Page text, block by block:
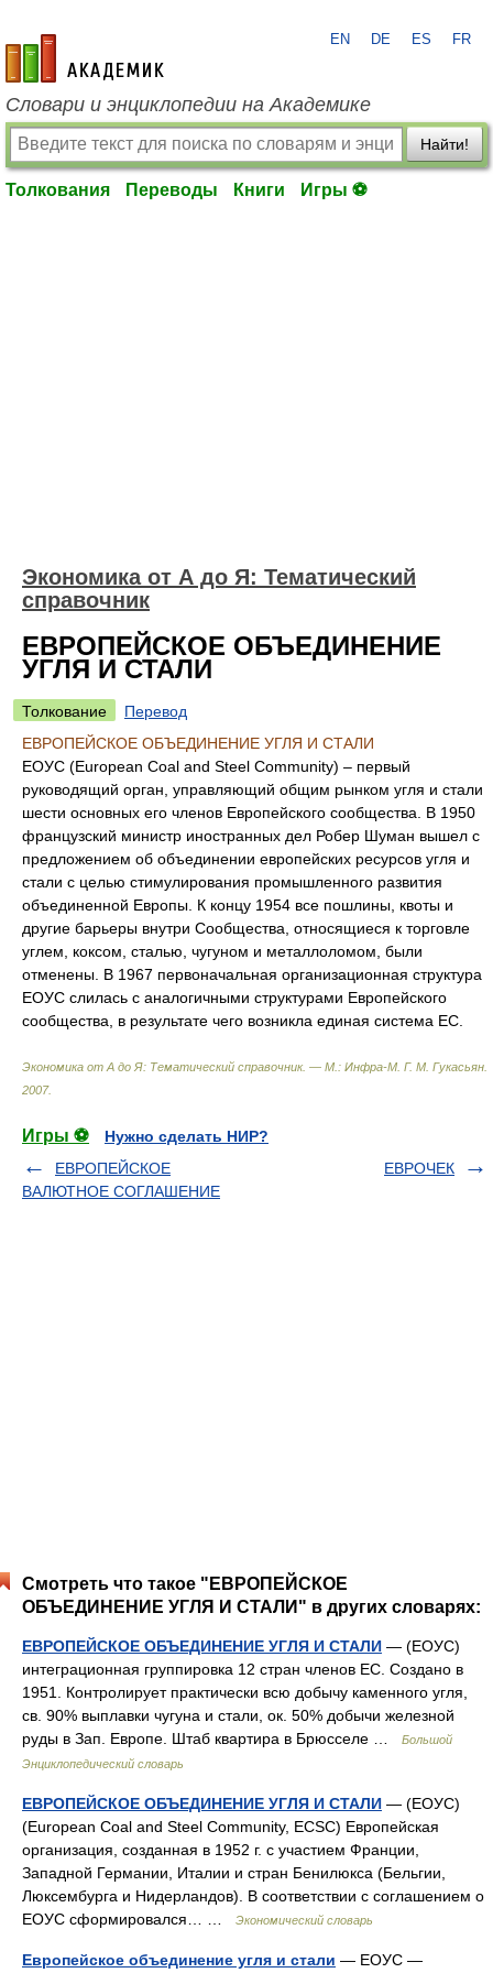
academic.ru
EN DE ES FR
Словари и энциклопедии на Академике
Найти!
Толкования Переводы Книги Игры ⚽
Экономика от А до Я: Тематический
справочник
ЕВРОПЕЙСКОЕ ОБЪЕДИНЕНИЕ
УГЛЯ И СТАЛИ
Толкование
Перевод
ЕВРОПЕЙСКОЕ ОБЪЕДИНЕНИЕ УГЛЯ И СТАЛИ
ЕОУС (European Coal and Steel Community) – первый
руководящий орган, управляющий общим рынком угля и стали
шести основных его членов Европейского сообщества. В 1950
французский министр иностранных дел Робер Шуман вышел с
предложением об объединении европейских ресурсов угля и
стали с целью стимулирования промышленного развития
объединенной Европы. К концу 1954 все пошлины, квоты и
другие барьеры внутри Сообщества, относящиеся к торговле
углем, коксом, сталью, чугуном и металлоломом, были
отменены. В 1967 первоначальная организационная структура
ЕОУС слилась с аналогичными структурами Европейского
сообщества, в результате чего возникла единая система ЕС.
Экономика от А до Я: Тематический справочник. — М.: Инфра-М Г. М. Гукасьян
2007.
Игры ⚽
Нужно сделать НИР?
ЕВРОПЕЙСКОЕ
ВАЛЮТНОЕ СОГЛАШЕНИЕ
ЕВРОЧЕК
Смотреть что такое "ЕВРОПЕЙСКОЕ
ОБЪЕДИНЕНИЕ УГЛЯ И СТАЛИ" в других словарях:
ЕВРОПЕЙСКОЕ ОБЪЕДИНЕНИЕ УГЛЯ И СТАЛИ — (ЕОУС)
интеграционная группировка 12 стран членов ЕС. Создано в
1951. Контролирует практически всю добычу каменного угля,
св. 90% выплавки чугуна и стали, ок. 50% добычи железной
руды в Зап. Европе. Штаб квартира в Брюсселе …
Большой
Энциклопедический словарь
ЕВРОПЕЙСКОЕ ОБЪЕДИНЕНИЕ УГЛЯ И СТАЛИ — (ЕОУС)
(European Coal and Steel Community, ECSC) Европейская
организация, созданная в 1952 г. с участием Франции,
Западной Германии, Италии и стран Бенилюкса (Бельгии,
Люксембурга и Нидерландов). В соответствии с соглашением о
ЕОУС сформировался… …
Экономический словарь
Европейское объединение угля и стали — ЕОУС —